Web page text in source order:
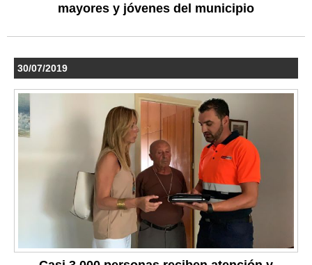
mayores y jóvenes del municipio
30/07/2019